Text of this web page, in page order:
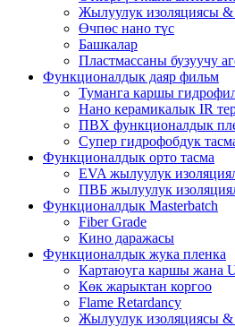
Жылуулук изоляциясы
Өчпөс нано түс
Башкалар
Пластмассаны бузуучу
Функционалдык даяр фильм
Туманга каршы
Нано керамикалык IR
ПВХ функционалдык
Супер гидрофобдук
Функционалдык орто тасма
EVA жылуулук
ПВБ жылуулук
Функционалдык Masterbatch
Fiber Grade
Кино даражасы
Функционалдык жука пленка
Картаюуга каршы жана
Көк жарыктан коргоо
Flame Retardancy
Жылуулук изоляциясы